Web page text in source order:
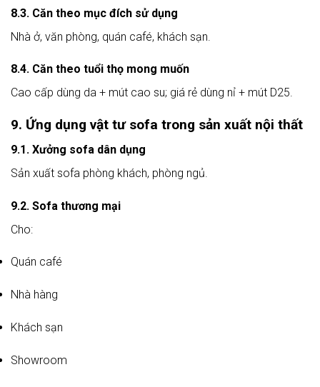
8.3. Căn theo mục đích sử dụng
Nhà ở, văn phòng, quán café, khách sạn.
8.4. Căn theo tuổi thọ mong muốn
Cao cấp dùng da + mút cao su; giá rẻ dùng nỉ + mút D25.
9. Ứng dụng vật tư sofa trong sản xuất nội thất
9.1. Xưởng sofa dân dụng
Sản xuất sofa phòng khách, phòng ngủ.
9.2. Sofa thương mại
Cho:
Quán café
Nhà hàng
Khách sạn
Showroom